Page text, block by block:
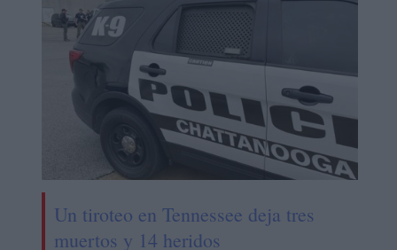
Un tiroteo en Tennessee deja tres
muertos y 14 heridos